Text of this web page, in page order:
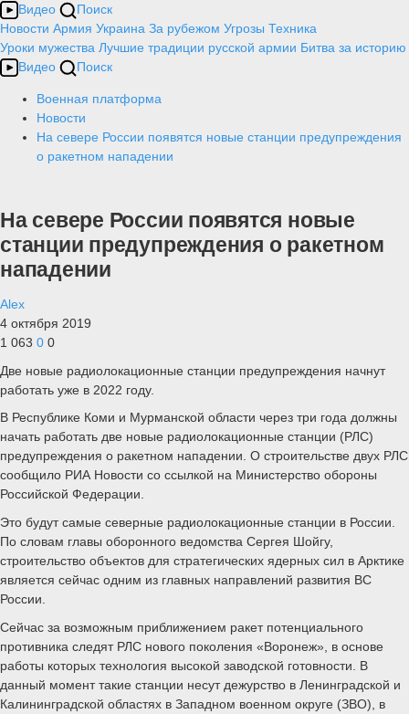
Видео
Поиск
Новости Армия Украина За рубежом Угрозы Техника
Уроки мужества Лучшие традиции русской армии Битва за историю
Видео
Поиск
Военная платформа
Новости
На севере России появятся новые станции предупреждения
о ракетном нападении
На севере России появятся новые
станции предупреждения о ракетном
нападении
Alex
4 октября 2019
1 063 0 0
Две новые радиолокационные станции предупреждения начнут
работать уже в 2022 году.
В Республике Коми и Мурманской области через три года должны
начать работать две новые радиолокационные станции (РЛС)
предупреждения о ракетном нападении. О строительстве двух РЛС
сообщило РИА Новости со ссылкой на Министерство обороны
Российской Федерации.
Это будут самые северные радиолокационные станции в России.
По словам главы оборонного ведомства Сергея Шойгу,
строительство объектов для стратегических ядерных сил в Арктике
является сейчас одним из главных направлений развития ВС
России.
Сейчас за возможным приближением ракет потенциального
противника следят РЛС нового поколения «Воронеж», в основе
работы которых технология высокой заводской готовности. В
данный момент такие станции несут дежурство в Ленинградской и
Калининградской областях в Западном военном округе (ЗВО), в